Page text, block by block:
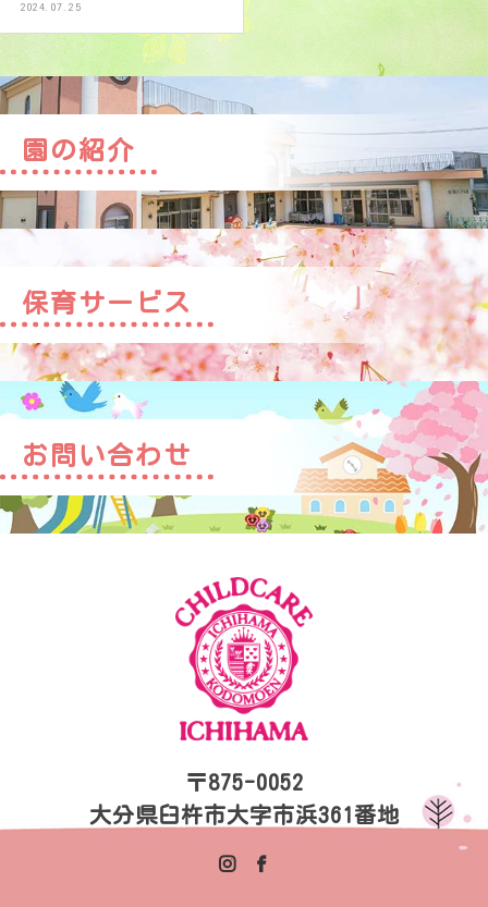
2024.07.25
園の紹介
保育サービス
お問い合わせ
〒875-0052
大分県臼杵市大字市浜361番地